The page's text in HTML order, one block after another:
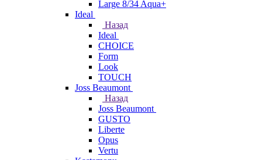
Large 8/34 Aqua+
Ideal
Назад
Ideal
CHOICE
Form
Look
TOUCH
Joss Beaumont
Назад
Joss Beaumont
GUSTO
Liberte
Opus
Vertu